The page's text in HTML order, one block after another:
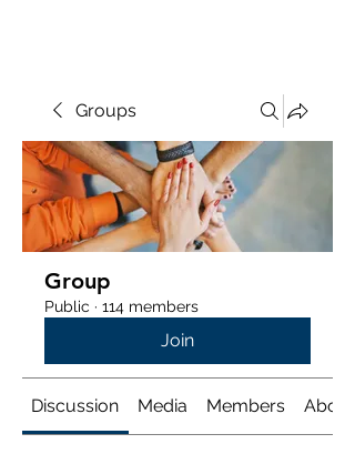
Groups
Group
Public · 114 members
Join
Discussion Media Members About